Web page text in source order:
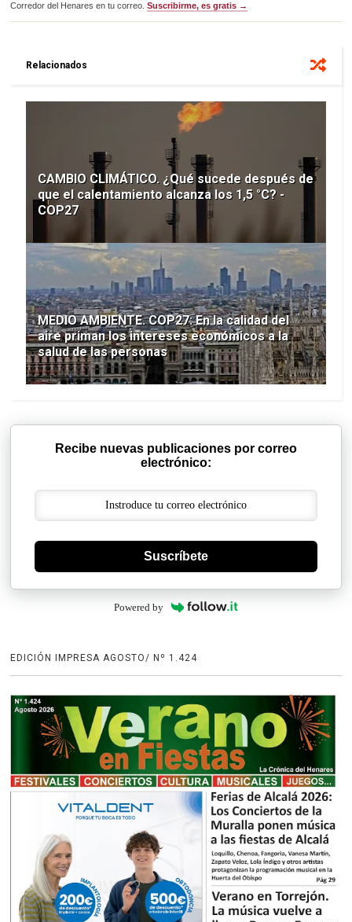
Corredor del Henares en tu correo.Suscribirme, es gratis →
Relacionados
CAMBIO CLIMÁTICO. ¿Qué sucede después de
que el calentamiento alcanza los 1,5 °C? -
COP27
MEDIO AMBIENTE. COP27: En la calidad del
aire priman los intereses económicos a la
salud de las personas
Recibe nuevas publicaciones por correo
electrónico:
Suscríbete
Powered by
EDICIÓN IMPRESA AGOSTO/ Nº 1.424